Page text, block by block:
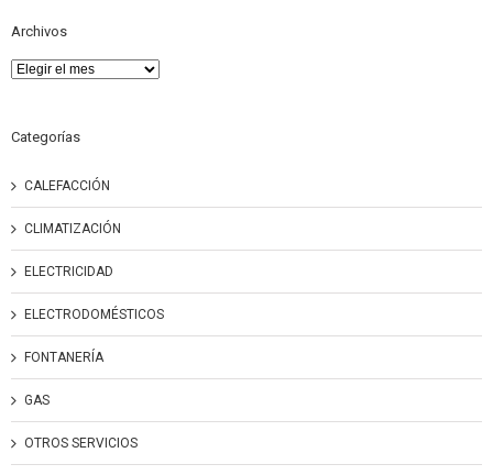
Archivos
Archivos
Categorías
CALEFACCIÓN
CLIMATIZACIÓN
ELECTRICIDAD
ELECTRODOMÉSTICOS
FONTANERÍA
GAS
OTROS SERVICIOS